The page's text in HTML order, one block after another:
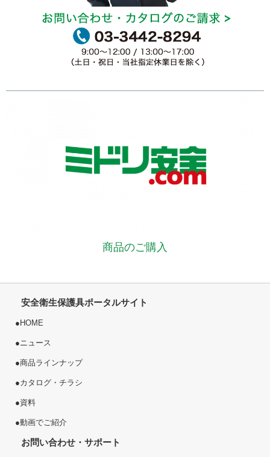
商品のご購入
安全衛生保護具ポータルサイト
●HOME
● ニュース
●商品ラインナップ
●カタログ・チラシ
●資料
●動画でご紹介
お問い合わせ・サポート